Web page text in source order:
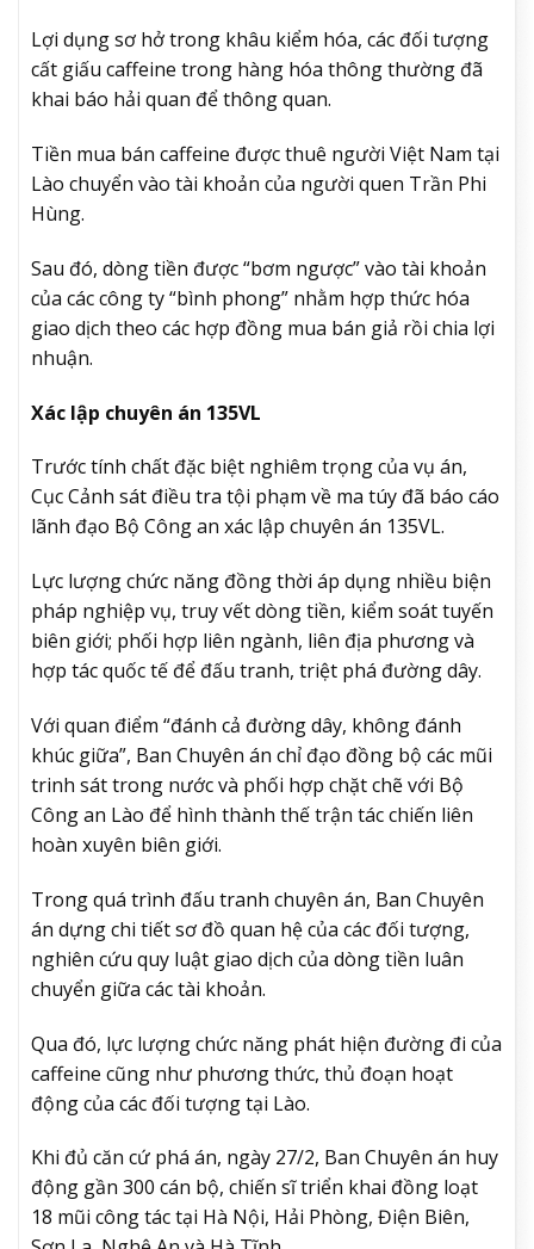
Lợi dụng sơ hở trong khâu kiểm hóa, các đối tượng
cất giấu caffeine trong hàng hóa thông thường đã
khai báo hải quan để thông quan.
Tiền mua bán caffeine được thuê người Việt Nam tại
Lào chuyển vào tài khoản của người quen Trần Phi
Hùng.
Sau đó, dòng tiền được “bơm ngược” vào tài khoản
của các công ty “bình phong” nhằm hợp thức hóa
giao dịch theo các hợp đồng mua bán giả rồi chia lợi
nhuận.
Xác lập chuyên án 135VL
Trước tính chất đặc biệt nghiêm trọng của vụ án,
Cục Cảnh sát điều tra tội phạm về ma túy đã báo cáo
lãnh đạo Bộ Công an xác lập chuyên án 135VL.
Lực lượng chức năng đồng thời áp dụng nhiều biện
pháp nghiệp vụ, truy vết dòng tiền, kiểm soát tuyến
biên giới; phối hợp liên ngành, liên địa phương và
hợp tác quốc tế để đấu tranh, triệt phá đường dây.
Với quan điểm “đánh cả đường dây, không đánh
khúc giữa”, Ban Chuyên án chỉ đạo đồng bộ các mũi
trinh sát trong nước và phối hợp chặt chẽ với Bộ
Công an Lào để hình thành thế trận tác chiến liên
hoàn xuyên biên giới.
Trong quá trình đấu tranh chuyên án, Ban Chuyên
án dựng chi tiết sơ đồ quan hệ của các đối tượng,
nghiên cứu quy luật giao dịch của dòng tiền luân
chuyển giữa các tài khoản.
Qua đó, lực lượng chức năng phát hiện đường đi của
caffeine cũng như phương thức, thủ đoạn hoạt
động của các đối tượng tại Lào.
Khi đủ căn cứ phá án, ngày 27/2, Ban Chuyên án huy
động gần 300 cán bộ, chiến sĩ triển khai đồng loạt
18 mũi công tác tại Hà Nội, Hải Phòng, Điện Biên,